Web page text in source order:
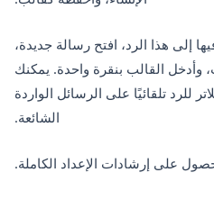
إلى هذا الرد، افتح رسالة جديدة،
وأدخل القالب بنقرة واحدة. يمكنك
للرد تلقائيًا على الرسائل الواردة
الشائعة.
على إرشادات الإعداد الكاملة.